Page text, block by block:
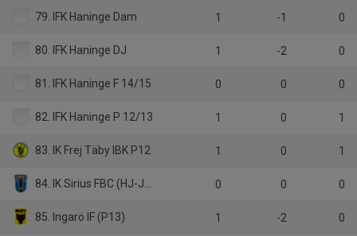
79. IFK Haninge Dam 1 -1 0
80. IFK Haninge DJ 1 -2 0
81. IFK Haninge F 14/15 0 0 0
82. IFK Haninge P 12/13 1 0 1
83. IK Frej Täby IBK P12 1 0 1
84. IK Sirius FBC (HJ-JAS) 0 0 0
85. Ingarö IF (P13) 1 -2 0